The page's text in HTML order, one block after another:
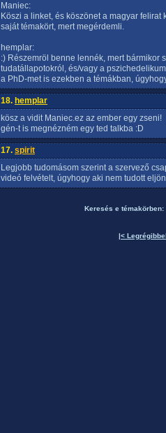
Maniec:
Köszi a linket, és köszönet a magyar
saját témakört, mert megérdemli.
hemplar:
:) Részemröl benne lennék, mert bármikor
tudatállapotokról, és/vagy a
a PhD-met is ezekben a témákban,
18. hemplar
kösz a vidit Maniec.ez az ember egy zseni!
gén-t is megnézném egy ted talkba :D
17. spirit
Legjobb tudomásom szerint a szervező
videó felvételt, úgyhogy aki nem tudott
Keresés e témakörben:
|<